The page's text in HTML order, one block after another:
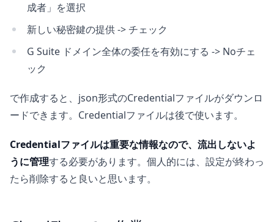
成者」を選択
新しい秘密鍵の提供 -> チェック
G Suite ドメイン全体の委任を有効にする -> Noチェ
ック
で作成すると、json形式のCredentialファイルがダウンロ
ードできます。Credentialファイルは後で使います。
Credentialファイルは重要な情報なので、流出しないよ
うに管理する必要があります。個人的には、設定が終わっ
たら削除すると良いと思います。